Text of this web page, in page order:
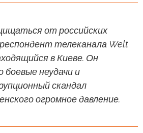
от российских
телеканала Welt
в Киеве. Он
боевые неудачи и
скандал
огромное давление.